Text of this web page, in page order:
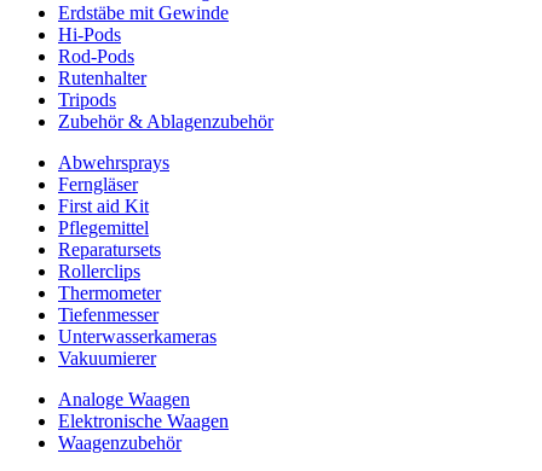
Erdstäbe mit Gewinde
Hi-Pods
Rod-Pods
Rutenhalter
Tripods
Zubehör & Ablagenzubehör
Abwehrsprays
Ferngläser
First aid Kit
Pflegemittel
Reparatursets
Rollerclips
Thermometer
Tiefenmesser
Unterwasserkameras
Vakuumierer
Analoge Waagen
Elektronische Waagen
Waagenzubehör